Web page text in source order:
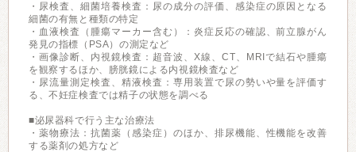
・尿検査、細菌培養検査：尿の成分の評価、感染症の原因となる
細菌の有無と種類の特定
・血液検査（腫瘍マーカー含む）：炎症反応の確認、前立腺がん
発見の指標（PSA）の測定など
・画像診断、内視鏡検査：超音波、X線、CT、MRIで結石や腫瘍
を観察するほか、膀胱鏡による内視鏡検査など
・尿流量測定検査、精液検査：専用装置で尿の勢いや量を評価す
る、不妊症検査では精子の状態を調べる
■泌尿器科で行う主な治療法
・薬物療法：抗菌薬（感染症）のほか、排尿機能、性機能を改善
する薬剤の処方など